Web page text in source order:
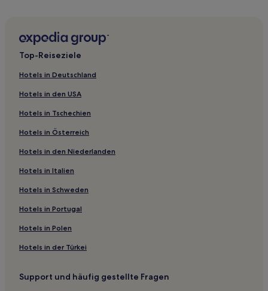
Hotels nahe Station Tezukayama
Hotels nahe Station Tengachaya
Hotels nahe Station Dōbutsuen-mae
Sumiyoshi: Hotels
Hotels nahe Schrein von Abe no Seimei
Hotels nahe Bahnhof Sakaishi
Hotels nahe Straßenbahnhaltestelle Sumiyoshitoriimae
Hotels nahe Bahnhof Shirasagi
Hotels nahe Tempel Shitenno-ji
Hotels nahe Glico-Leuchtreklame in Dotonbori
Hotels nahe Station Bishōen
Hotels nahe Tennoji Park
Hotels nahe Bahnhof Ōsaka-Nanba
Top-Reiseziele
Hotels in Deutschland
Hotels in den USA
Hotels in Tschechien
Hotels in Österreich
Hotels in den Niederlanden
Hotels in Italien
Hotels in Schweden
Hotels in Portugal
Hotels in Polen
Hotels in der Türkei
Support und häufig gestellte Fragen